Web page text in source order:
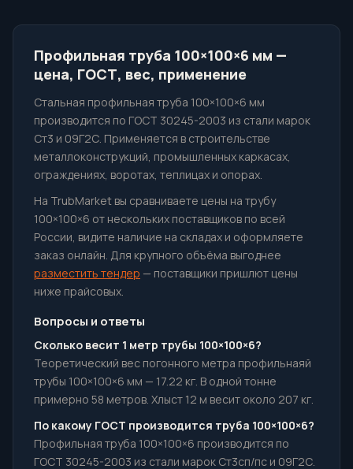
Профильная труба 100×100×6 мм —
цена, ГОСТ, вес, применение
Стальная профильная труба 100×100×6 мм
производится по ГОСТ 30245-2003 из стали марок
Ст3 и 09Г2С. Применяется в строительстве
металлоконструкций, промышленных каркасах,
ограждениях, воротах, теплицах и опорах.
На TrubMarket вы сравниваете цены на трубу
100×100×6 от нескольких поставщиков по всей
России, видите наличие на складах и оформляете
заказ онлайн. Для крупного объёма выгоднее
разместить тендер — поставщики пришлют цены
ниже прайсовых.
Вопросы и ответы
Сколько весит 1 метр трубы 100×100×6?
Теоретический вес погонного метра профильнаяй
трубы 100×100×6 мм — 17.22 кг. В одной тонне
примерно 58 метров. Хлыст 12 м весит около 207 кг.
По какому ГОСТ производится труба 100×100×6?
Профильная труба 100×100×6 производится по
ГОСТ 30245-2003 из стали марок Ст3сп/пс и 09Г2С.